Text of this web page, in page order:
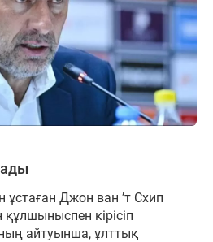
ұстаған Джон ван ’т Схип
кірісіп
айтуынша, ұлттық